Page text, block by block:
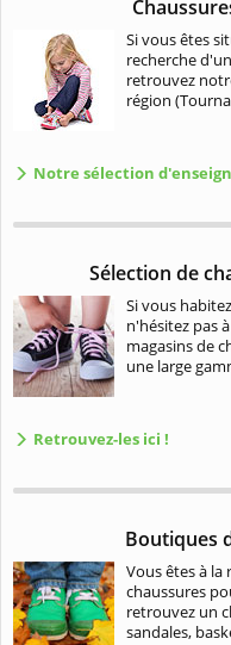
Si vous êtes
recherche
retrouvez
région
Notre sélection
Sélection de
Si vous
n'hésitez pas
magasins de
une large
Retrouvez-les ici !
Boutiques
Vous êtes à
chaussures
retrouvez un
sandales,